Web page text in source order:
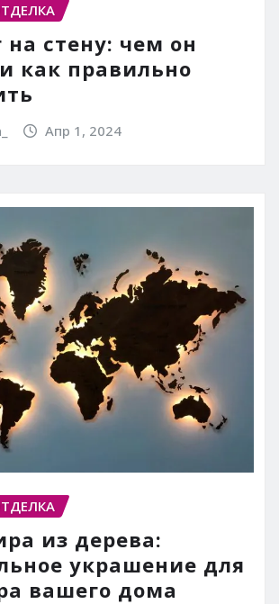
стену: чем он
как правильно
Апр 1, 2024
из дерева:
украшение для
вашего дома